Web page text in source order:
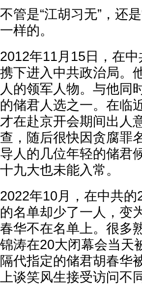
不管是“江胡习无”，还
一样的。
2012年11月15日，在
携下进入中共政治局。
人的领军人物。与他同
的储君人选之一。在临
才在赴京开会期间出人
查，随后很快因贪腐罪
导人的几位年轻的储君
十九大也未能入常。
2022年10月，在中共
的名单却少了一人，变
春华不在名单上。很多
锦涛在20大闭幕会当天
隔代指定的储君胡春华
上谈笑风生接受访问不